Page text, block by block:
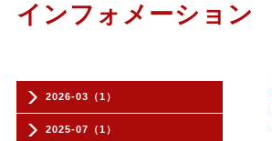
2026-03（1）
2025-07（1）
インフォメーション